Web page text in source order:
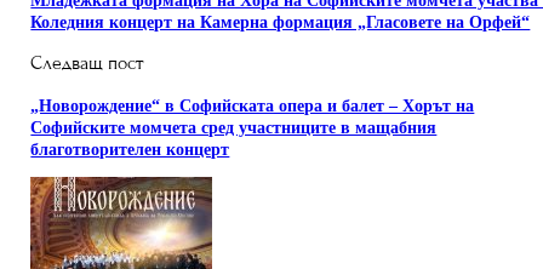
Коледния концерт на Камерна формация „Гласовете на Орфей“
Следващ пост
„Новорождение“ в Софийската опера и балет – Хорът на
Софийските момчета сред участниците в мащабния
благотворителен концерт